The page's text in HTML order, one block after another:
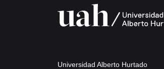
Universidad Alberto Hurtado